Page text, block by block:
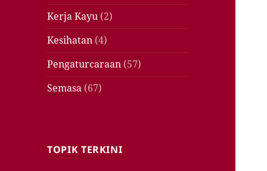
Kerja Kayu (2)
Kesihatan (4)
Pengaturcaraan (57)
Semasa (67)
TOPIK TERKINI